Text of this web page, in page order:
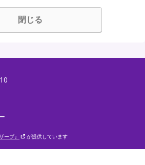
閉じる
ーブ』 が提供しています